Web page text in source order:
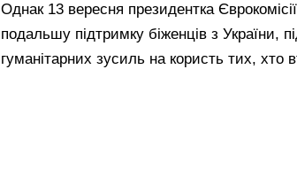
Однак 13 вересня президентка
подальшу підтримку біженців з України,
гуманітарних зусиль на користь тих, хто